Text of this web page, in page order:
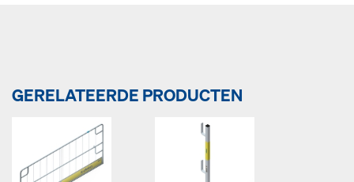
GERELATEERDE PRODUCTEN